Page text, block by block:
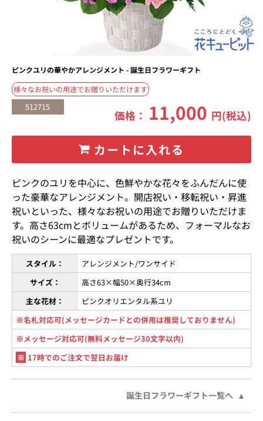
ピンクユリの華やかアレンジメント - 誕生日フラワーギフト
様々なお祝いの用途でお贈りいただけます
512715
価格： 11,000 円(税込)
カートに入れる
ピンクのユリを中心に、色鮮やかな花々をふんだんに使
った豪華なアレンジメント。開店祝い・移転祝い・昇進
祝いといった、様々なお祝いの用途でお贈りいただけま
す。高さ63cmとボリュームがあるため、フォーマルなお
祝いのシーンに最適なプレゼントです。
スタイル：
アレンジメント/ワンサイド
サイズ：
高さ63×幅50×奥行34cm
主な花材：
ピンクオリエンタル系ユリ
※名札対応可(メッセージカードとの併用は推奨しておりません)
※メッセージ対応可(無料メッセージ30文字以内)
※ 17時でのご注文で翌日お届け
誕生日フラワーギフト一覧へ